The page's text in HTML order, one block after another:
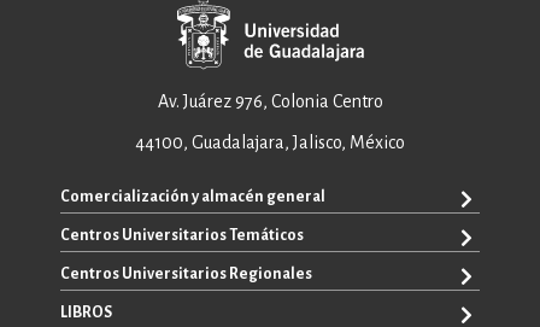
Av. Juárez 976, Colonia Centro
44100, Guadalajara, Jalisco, México
Comercialización y almacén general
+52 33 3640 6326
+52 33 3640 4595
Centros Universitarios Temáticos
CUAAD
CUCEA
Centros Universitarios Regionales
CUALTOS
LIBROS